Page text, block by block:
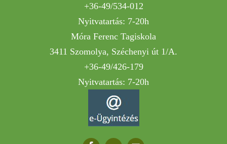
+36-49/534-012
Nyitvatartás: 7-20h
Móra Ferenc Tagiskola
3411 Szomolya, Széchenyi út 1/A.
+36-49/426-179
Nyitvatartás: 7-20h